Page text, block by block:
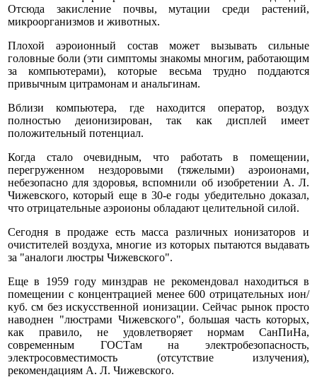
Отсюда закисление почвы, мутации среди растений,
микроорганизмов и животных.
Плохой аэроионный состав может вызывать сильные
головные боли (эти симптомы знакомы многим, работающим
за компьютерами), которые весьма трудно поддаются
привычным цитрамонам и анальгинам.
Вблизи компьютера, где находится оператор, воздух
полностью деионизирован, так как дисплей имеет
положительный потенциал.
Когда стало очевидным, что работать в помещении,
перегруженном нездоровыми (тяжелыми) аэроионами,
небезопасно для здоровья, вспомнили об изобретении А. Л.
Чижевского, который еще в 30-е годы убедительно доказал,
что отрицательные аэроионы обладают целительной силой.
Сегодня в продаже есть масса различных ионизаторов и
очистителей воздуха, многие из которых пытаются выдавать
за "аналоги люстры Чижевского".
Еще в 1959 году минздрав не рекомендовал находиться в
помещении с концентрацией менее 600 отрицательных ион/
куб. см без искусственной ионизации. Сейчас рынок просто
наводнен "люстрами Чижевского", большая часть которых,
как правило, не удовлетворяет нормам СанПиНа,
современным ГОСТам на электробезопасность,
электросовместимость (отсутствие излучения),
рекомендациям А. Л. Чижевского.